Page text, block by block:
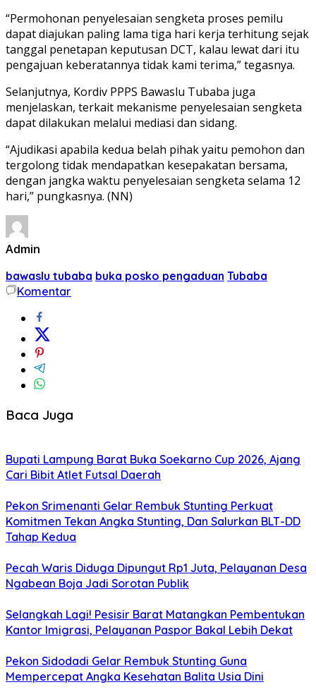
“Permohonan penyelesaian sengketa proses pemilu
dapat diajukan paling lama tiga hari kerja terhitung sejak
tanggal penetapan keputusan DCT, kalau lewat dari itu
pengajuan keberatannya tidak kami terima,” tegasnya.
Selanjutnya, Kordiv PPPS Bawaslu Tubaba juga
menjelaskan, terkait mekanisme penyelesaian sengketa
dapat dilakukan melalui mediasi dan sidang.
“Ajudikasi apabila kedua belah pihak yaitu pemohon dan
tergolong tidak mendapatkan kesepakatan bersama,
dengan jangka waktu penyelesaian sengketa selama 12
hari,” pungkasnya. (NN)
Admin
bawaslu tubaba buka posko pengaduan Tubaba
Komentar
Baca Juga
Bupati Lampung Barat Buka Soekarno Cup 2026, Ajang
Cari Bibit Atlet Futsal Daerah
Pekon Srimenanti Gelar Rembuk Stunting Perkuat
Komitmen Tekan Angka Stunting, Dan Salurkan BLT-DD
Tahap Kedua
Pecah Waris Diduga Dipungut Rp1 Juta, Pelayanan Desa
Ngabean Boja Jadi Sorotan Publik
Selangkah Lagi! Pesisir Barat Matangkan Pembentukan
Kantor Imigrasi, Pelayanan Paspor Bakal Lebih Dekat
Pekon Sidodadi Gelar Rembuk Stunting Guna
Mempercepat Angka Kesehatan Balita Usia Dini